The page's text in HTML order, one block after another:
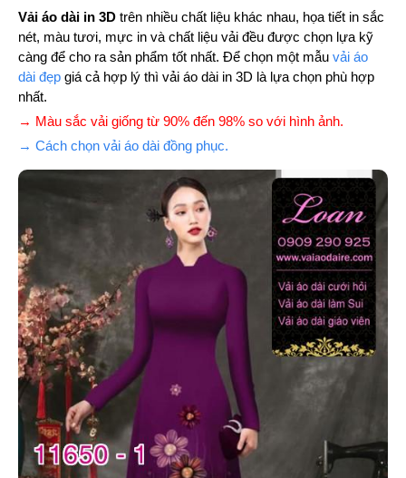
Vải áo dài in 3D trên nhiều chất liệu khác nhau, họa tiết in sắc
nét, màu tươi, mực in và chất liệu vải đều được chọn lựa kỹ
càng để cho ra sản phẩm tốt nhất. Để chọn một mẫu vải áo
dài đẹp giá cả hợp lý thì vải áo dài in 3D là lựa chọn phù hợp
nhất.
→ Màu sắc vải giống từ 90% đến 98% so với hình ảnh.
→ Cách chọn vải áo dài đồng phục.